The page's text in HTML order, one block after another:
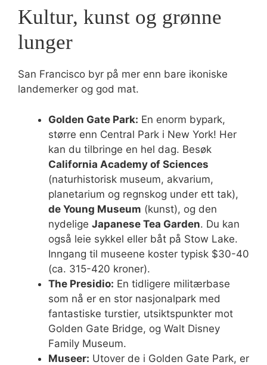
Kultur, kunst og grønne
lunger
San Francisco byr på mer enn bare ikoniske
landemerker og god mat.
Golden Gate Park: En enorm bypark,
større enn Central Park i New York! Her
kan du tilbringe en hel dag. Besøk
California Academy of Sciences
(naturhistorisk museum, akvarium,
planetarium og regnskog under ett tak),
de Young Museum (kunst), og den
nydelige Japanese Tea Garden. Du kan
også leie sykkel eller båt på Stow Lake.
Inngang til museene koster typisk $30-40
(ca. 315-420 kroner).
The Presidio: En tidligere militærbase
som nå er en stor nasjonalpark med
fantastiske turstier, utsiktspunkter mot
Golden Gate Bridge, og Walt Disney
Family Museum.
Museer: Utover de i Golden Gate Park, er